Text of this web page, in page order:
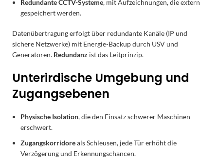
Redundante CCTV-Systeme, mit Aufzeichnungen, die extern
gespeichert werden.
Datenübertragung erfolgt über redundante Kanäle (IP und
sichere Netzwerke) mit Energie-Backup durch USV und
Generatoren. Redundanz ist das Leitprinzip.
Unterirdische Umgebung und
Zugangsebenen
Physische Isolation, die den Einsatz schwerer Maschinen
erschwert.
Zugangskorridoreals Schleusen, jede Tür erhöht die
Verzögerung und Erkennungschancen.